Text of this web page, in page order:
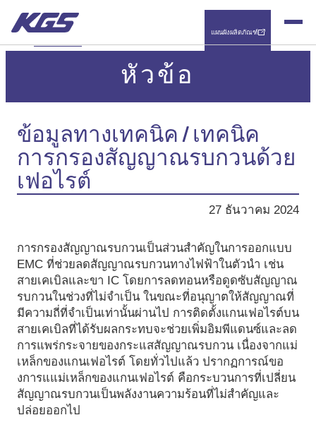
แผนผังผลิตภัณฑ์
หัวข้อ
ติดต่อเรา
หัวข้อ
ข้อมูลทางเทคนิค / เทคนิค
การกรองสัญญาณรบกวนด้วย
เฟอไรต์
27 ธันวาคม 2024
การกรองสัญญาณรบกวนเป็นส่วนสำคัญในการออกแบบ
EMC ที่ช่วยลดสัญญาณรบกวนทางไฟฟ้าในตัวนำ เช่น
สายเคเบิลและขา IC โดยการลดทอนหรือดูดซับสัญญาณ
รบกวนในช่วงที่ไม่จำเป็น ในขณะที่อนุญาตให้สัญญาณที่
มีความถี่ที่จำเป็นเท่านั้นผ่านไป การติดตั้งแกนเฟอไรต์บน
สายเคเบิลที่ได้รับผลกระทบจะช่วยเพิ่มอิมพีแดนซ์และลด
การแพร่กระจายของกระแสสัญญาณรบกวน เนื่องจากแม่
เหล็กของแกนเฟอไรต์ โดยทั่วไปแล้ว ปรากฏการณ์ขอ
งการแแม่เหล็กของแกนเฟอไรต์ คือกระบวนการที่เปลี่ยน
สัญญาณรบกวนเป็นพลังงานความร้อนที่ไม่สำคัญและ
ปล่อยออกไป